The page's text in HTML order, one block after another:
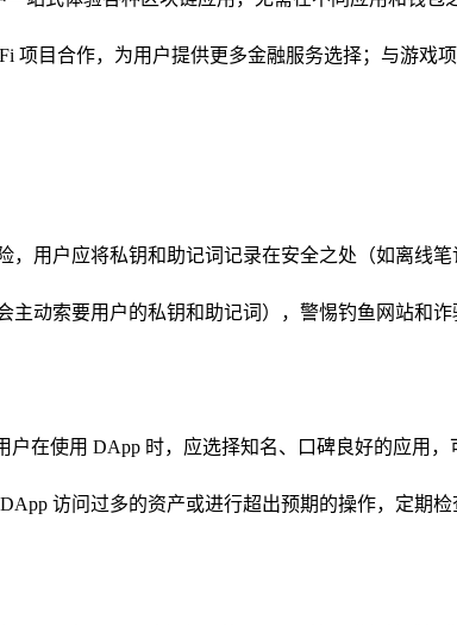
项目合作，为用户提供更多金融服务选择；与游戏
用户应将私钥和助记词记录在安全之处（如离线
主动索要用户的私钥和助记词），警惕钓鱼网站和
在使用 DApp 时，应选择知名、口碑良好的应用，
访问过多的资产或进行超出预期的操作，定期